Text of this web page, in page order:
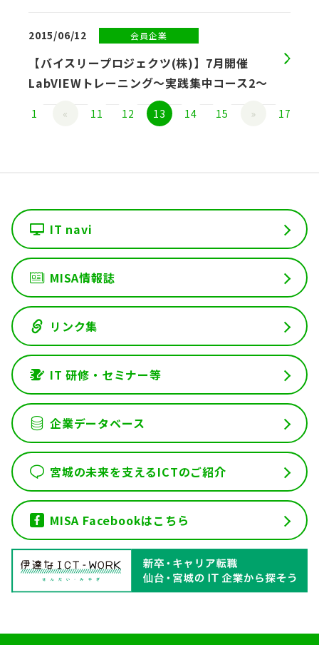
2015/06/12 会員企業
【バイスリープロジェクツ(株)】7月開催
LabVIEWトレーニング～実践集中コース2～
1 « 11 12 13 14 15 » 17
IT navi
MISA情報誌
リンク集
IT 研修・セミナー等
企業データベース
宮城の未来を支えるICTのご紹介
MISA Facebookはこちら